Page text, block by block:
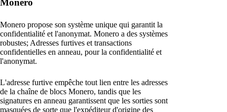
Monero propose son système unique qui garantit la
confidentialité et l'anonymat. Monero a des systèmes
robustes; Adresses furtives et transactions
confidentielles en anneau, pour la confidentialité et
l'anonymat.
L'adresse furtive empêche tout lien entre les adresses
de la chaîne de blocs Monero, tandis que les
signatures en anneau garantissent que les sorties sont
masquées de sorte que l'expéditeur d'origine des